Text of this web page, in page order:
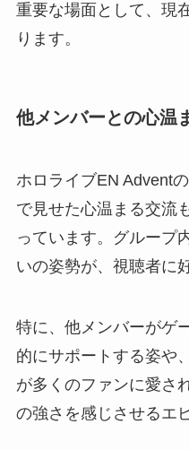
重要な場面として、現
ります。
他メンバーとの心温
ホロライブEN Advent
で見せた心温まる交流
っています。グループ
いの姿勢が、視聴者に
特に、他メンバーがゲ
的にサポートする姿や
が多くのファンに愛さ
の強さを感じさせるエ